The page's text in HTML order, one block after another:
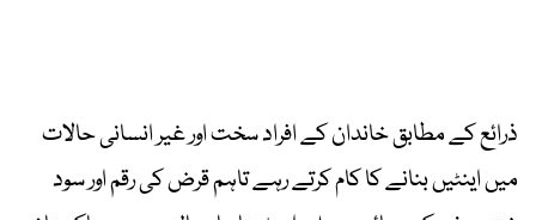
ذرائع کے مطابق خاندان کے افراد سخت اور غیر انسانی حالات
میں اینٹیں بنانے کا کام کرتے رہے تاہم قرض کی رقم اور سود